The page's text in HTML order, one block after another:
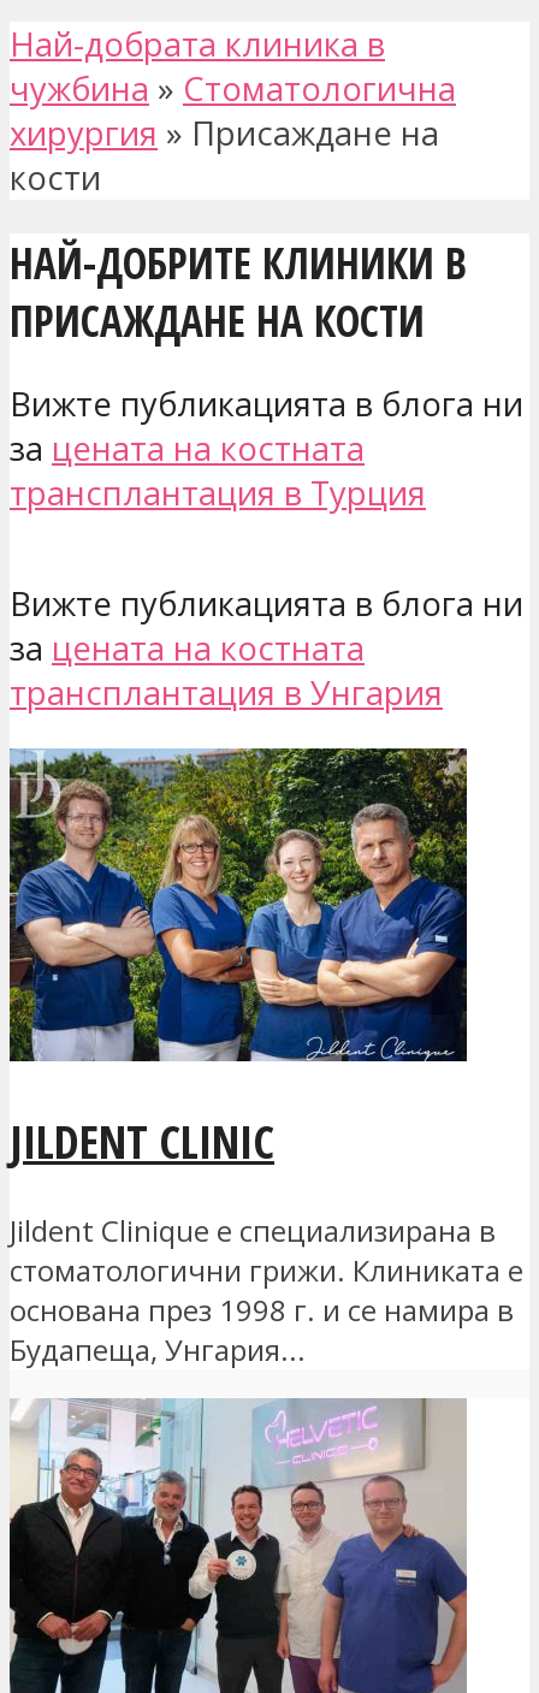
Най-добрата клиника в
чужбина » Стоматологична
хирургия » Присаждане на
кости
НАЙ-ДОБРИТЕ КЛИНИКИ В
ПРИСАЖДАНЕ НА КОСТИ
Вижте публикацията в блога ни
за цената на костната
трансплантация в Турция
Вижте публикацията в блога ни
за цената на костната
трансплантация в Унгария
JILDENT CLINIC
Jildent Clinique е специализирана в
стоматологични грижи. Клиниката е
основана през 1998 г. и се намира в
Будапеща, Унгария...